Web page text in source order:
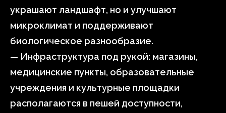
украшают ландшафт, но и улучшают
микроклимат и поддерживают
биологическое разнообразие.
— Инфраструктура под рукой: магазины,
медицинские пункты, образовательные
учреждения и культурные площадки
располагаются в пешей доступности,